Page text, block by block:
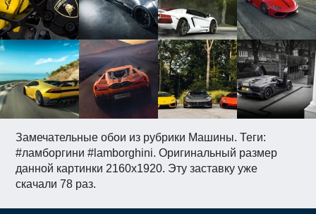
Замечательные обои из рубрики Машины. Теги:
#ламборгини #lamborghini. Оригинальный размер
данной картинки 2160x1920. Эту заставку уже
скачали 78 раз.